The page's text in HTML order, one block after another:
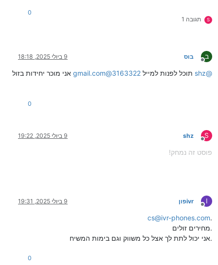
S תגובה 1
0
ב
מנותק
בוס 9 ביולי 2025, 18:18
@
shz תוכל לפנות למייל 3163322@gmail.com אני מוכר יחידות בזול
0
S
מנותק
shz 9 ביולי 2025, 19:22
פוסט זה נמחק!
I
מנותק
ivrפון 9 ביולי 2025, 19:31
cs@ivr-phones.com.
מחירים זולים.
אני יכול לתת לך אצל כל משווק וגם בימות המשיח.
0